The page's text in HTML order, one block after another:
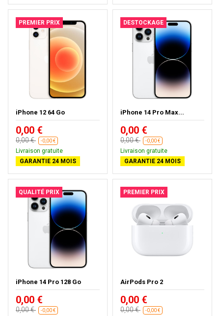
PREMIER PRIX
iPhone 12 64 Go
0,00 €
0,00 € -0,00 €
Livraison gratuite
GARANTIE 24 MOIS
DESTOCKAGE
iPhone 14 Pro Max...
0,00 €
0,00 € -0,00 €
Livraison gratuite
GARANTIE 24 MOIS
QUALITÉ PRIX
iPhone 14 Pro 128 Go
0,00 €
0,00 € -0,00 €
PREMIER PRIX
AirPods Pro 2
0,00 €
0,00 € -0,00 €